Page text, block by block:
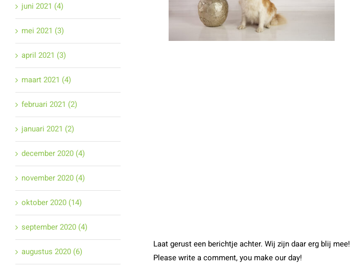
juni 2021 (4)
mei 2021 (3)
april 2021 (3)
maart 2021 (4)
februari 2021 (2)
januari 2021 (2)
december 2020 (4)
november 2020 (4)
oktober 2020 (14)
september 2020 (4)
augustus 2020 (6)
Laat gerust een berichtje achter. Wij zijn daar erg blij mee!
Please write a comment, you make our day!